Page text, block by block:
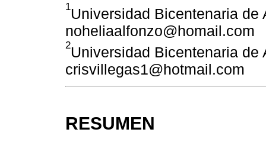
1Universidad Bicentenaria de
noheliaalfonzo@homail.com
2Universidad Bicentenaria de
crisvillegas1@hotmail.com
RESUMEN